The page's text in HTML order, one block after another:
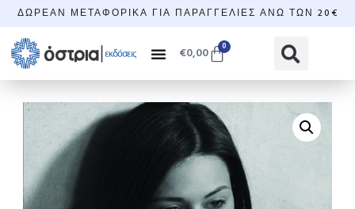
ΔΩΡΕΆΝ ΜΕΤΑΦΟΡΙΚΆ ΓΙΑ ΠΑΡΑΓΓΕΛΊΕΣ ΆΝΩ ΤΩΝ 20€
€0,00 0